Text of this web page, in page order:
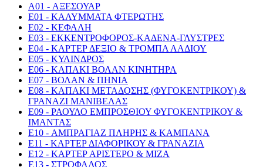
A01 - ΑΞΕΣΟΥΑΡ
E01 - ΚΑΛΥΜΜΑΤΑ ΦΤΕΡΩΤΗΣ
E02 - ΚΕΦΑΛΗ
E03 - ΕΚΚΕΝΤΡΟΦΟΡΟΣ-ΚΑΔΕΝΑ-ΓΛΥΣΤΡΕΣ
E04 - ΚΑΡΤΕΡ ΔΕΞΙΟ & ΤΡΟΜΠΑ ΛΑΔΙΟΥ
E05 - ΚΥΛΙΝΔΡΟΣ
E06 - ΚΑΠΑΚΙ ΒΟΛΑΝ ΚΙΝΗΤΗΡΑ
E07 - ΒΟΛΑΝ & ΠΗΝΙΑ
E08 - ΚΑΠΑΚΙ ΜΕΤΑΔΟΣΗΣ (ΦΥΓΟΚΕΝΤΡΙΚΟΥ) &
ΓΡΑΝΑΖΙ ΜΑΝΙΒΕΛΑΣ
E09 - ΡΑΟΥΛΟ ΕΜΠΡΟΣΘΙΟΥ ΦΥΓΟΚΕΝΤΡΙΚΟΥ &
ΙΜΑΝΤΑΣ
E10 - ΑΜΠΡΑΓΙΑΖ ΠΛΗΡΗΣ & ΚΑΜΠΑΝΑ
E11 - ΚΑΡΤΕΡ ΔΙΑΦΟΡΙΚΟΥ & ΓΡΑΝΑΖΙΑ
E12 - ΚΑΡΤΕΡ ΑΡΙΣΤΕΡΟ & ΜΙΖΑ
E13 - ΣΤΡΟΦΑΛΟΣ